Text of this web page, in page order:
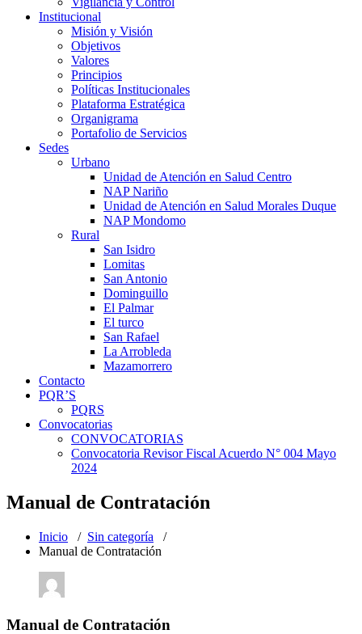
Institucional
Misión y Visión
Objetivos
Valores
Principios
Políticas Institucionales
Plataforma Estratégica
Organigrama
Portafolio de Servicios
Sedes
Urbano
Unidad de Atención en Salud Centro
NAP Nariño
Unidad de Atención en Salud Morales Duque
NAP Mondomo
Rural
San Isidro
Lomitas
San Antonio
Dominguillo
El Palmar
El turco
San Rafael
La Arrobleda
Mazamorrero
Contacto
PQR’S
PQRS
Convocatorias
CONVOCATORIAS
Convocatoria Revisor Fiscal Acuerdo N° 004 Mayo
2024
Manual de Contratación
Inicio / Sin categoría /
Manual de Contratación
Manual de Contratación